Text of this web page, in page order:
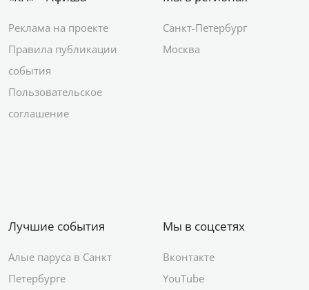
Реклама на проекте
Правила публикации
события
Пользовательское
соглашение
Санкт-Петербург
Москва
Лучшие события
Алые паруса в Санкт
Петербурге
Мы в соцсетях
Вконтакте
YouTube